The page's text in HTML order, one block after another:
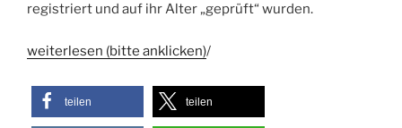
registriert und auf ihr Alter „geprüft“ wurden.
weiterlesen (bitte anklicken)/
teilen teilen